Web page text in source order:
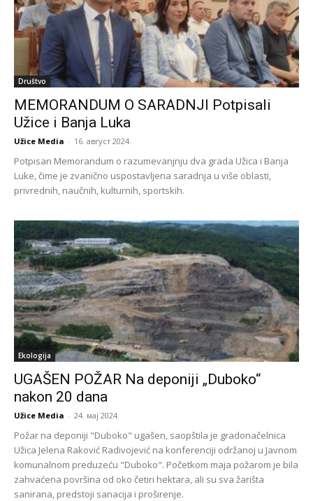
Društvo
MEMORANDUM O SARADNJI Potpisali
Užice i Banja Luka
Užice Media - 16. август 2024.
Potpisan Memorandum o razumevanjnju dva grada Užica i Banja
Luke, čime je zvanično uspostavljena saradnja u više oblasti,
privrednih, naučnih, kulturnih, sportskih.
Ekologija
UGAŠEN POŽAR Na deponiji „Duboko“
nakon 20 dana
Užice Media - 24. мај 2024.
Požar na deponiji "Duboko" ugašen, saopštila je gradonačelnica
Užica Jelena Raković Radivojević na konferenciji održanoj u Javnom
komunalnom preduzeću "Duboko". Početkom maja požarom je bila
zahvaćena površina od oko četiri hektara, ali su sva žarišta
sanirana, predstoji sanacija i proširenje.